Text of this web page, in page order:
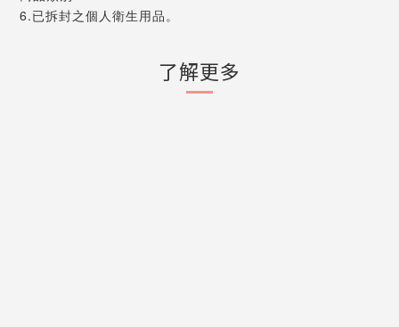
6.已拆封之個人衛生用品。
了解更多